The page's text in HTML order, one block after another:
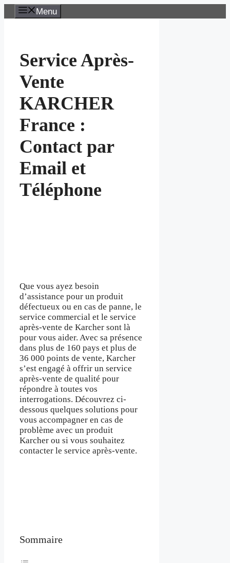
Aller
au
Menu
Service Après-
Vente
KARCHER
France :
Contact par
Email et
Téléphone
Que vous ayez besoin
d’assistance pour un produit
défectueux ou en cas de panne, le
service commercial et le service
après-vente de Karcher sont là
pour vous aider. Avec sa présence
dans plus de 160 pays et plus de
36 000 points de vente, Karcher
s’est engagé à offrir un service
après-vente de qualité pour
répondre à toutes vos
interrogations. Découvrez ci-
dessous quelques solutions pour
vous accompagner en cas de
problème avec un produit
Karcher ou si vous souhaitez
contacter le service après-vente.
Sommaire